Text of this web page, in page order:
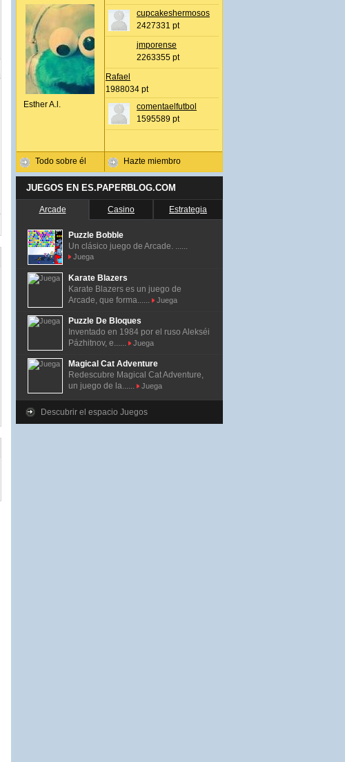
Esther A.l.
Todo sobre él
cupcakeshermosos
2427331 pt
jmporense
2263355 pt
Rafael
1988034 pt
comentaelfutbol
1595589 pt
Hazte miembro
JUEGOS EN ES.PAPERBLOG.COM
Arcade Casino Estrategia
Puzzle Bobble
Un clásico juego de Arcade. ......
Juega
Karate Blazers
Karate Blazers es un juego de
Arcade, que forma......
Juega
Puzzle De Bloques
Inventado en 1984 por el ruso Alekséi
Pázhitnov, e......
Juega
Magical Cat Adventure
Redescubre Magical Cat Adventure,
un juego de la......
Juega
Descubrir el espacio Juegos